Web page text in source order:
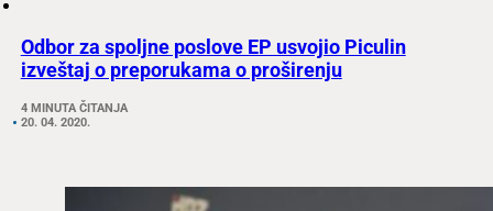
Odbor za spoljne poslove EP usvojio Piculin
izveštaj o preporukama o proširenju
4 MINUTA ČITANJA
20. 04. 2020.